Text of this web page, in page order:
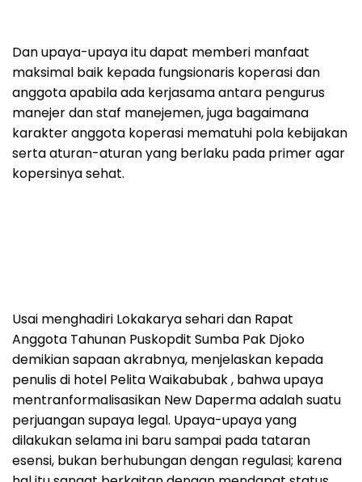
Dan upaya-upaya itu dapat memberi manfaat
maksimal baik kepada fungsionaris koperasi dan
anggota apabila ada kerjasama antara pengurus
manejer dan staf manejemen, juga bagaimana
karakter anggota koperasi mematuhi pola kebijakan
serta aturan-aturan yang berlaku pada primer agar
kopersinya sehat.
Usai menghadiri Lokakarya sehari dan Rapat
Anggota Tahunan Puskopdit Sumba Pak Djoko
demikian sapaan akrabnya, menjelaskan kepada
penulis di hotel Pelita Waikabubak , bahwa upaya
mentranformalisasikan New Daperma adalah suatu
perjuangan supaya legal. Upaya-upaya yang
dilakukan selama ini baru sampai pada tataran
esensi, bukan berhubungan dengan regulasi; karena